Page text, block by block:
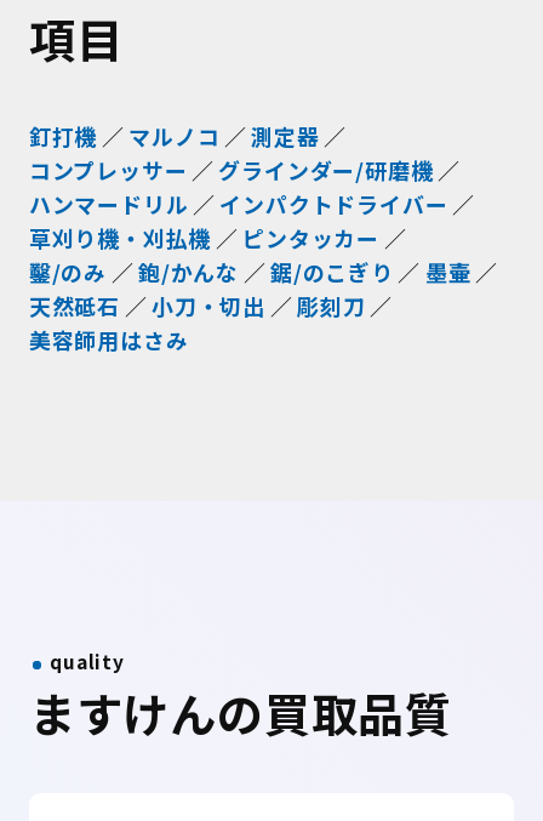
項目
釘打機 マルノコ
測定器
コンプレッサー
グラインダー/研磨機
ハンマードリル
インパクトドライバー
草刈り機・刈払機
ピンタッカー
鑿/のみ
鉋/かんな 鋸/のこぎり
墨壷
天然砥石
小刀・切出
彫刻刀
美容師用はさみ
quality
ますけんの買取品質